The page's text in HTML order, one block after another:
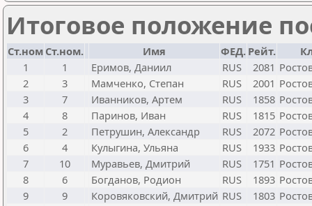
Итоговое положение
Ст.ном Ст.ном. Имя ФЕД. Рейт.
1
1 Еримов, Даниил RUS 2081
2
3 Мамченко, Степан RUS 2001
3
7 Иванников, Артем RUS 1858
4
8 Паринов, Иван RUS 1815
5
2 Петрушин, Александр RUS 2072
6
4 Кулыгина, Ульяна RUS 1933
7
10 Муравьев, Дмитрий RUS 1751
8
6 Богданов, Родион RUS 1893
9
9 Коровяковский, Дмитрий RUS 1803